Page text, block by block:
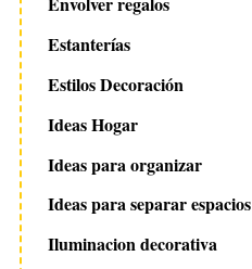
Estanterías
Estilos Decoración
Ideas Hogar
Ideas para organizar
Ideas para separar espacios
Iluminacion decorativa